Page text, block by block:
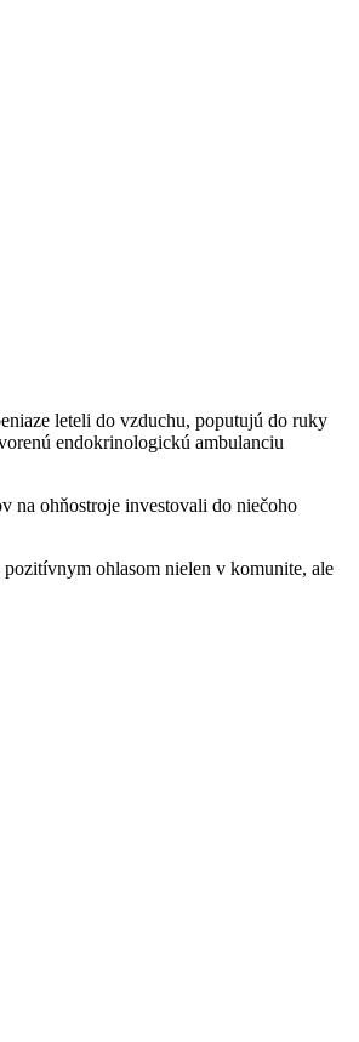
leteli do vzduchu, poputujú do ruky
endokrinologickú ambulanciu
na ohňostroje investovali do niečoho
ohlasom nielen v komunite, ale